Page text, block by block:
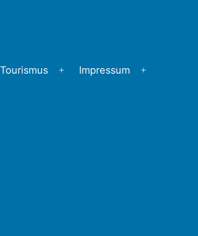
Tourismus
Menü
Impressum